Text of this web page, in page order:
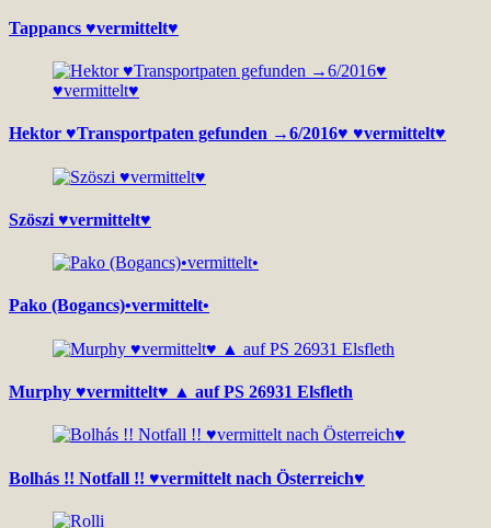
Tappancs ♥vermittelt♥
Hektor ♥Transportpaten gefunden →6/2016♥ ♥vermittelt♥
Szöszi ♥vermittelt♥
Pako (Bogancs)•vermittelt•
Murphy ♥vermittelt♥ ▲ auf PS 26931 Elsfleth
Bolhás !! Notfall !! ♥vermittelt nach Österreich♥